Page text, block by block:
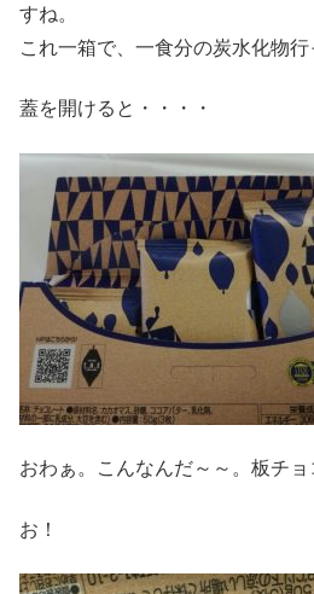
すね。
これ一箱で、一食分の炭水化物行
蓋を開けると・・・・
おわぁ。こんなんだ～～。板チョ
お！